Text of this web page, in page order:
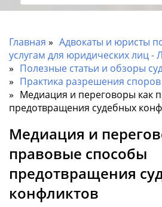
Главная
Адвокаты и юристы
услугам для юридических лиц -
Полезные статьи и обзоры
Практика разрешения
Медиация и переговоры как
предотвращения судебных
Медиация и
правовые способы
предотвращения
конфликтов